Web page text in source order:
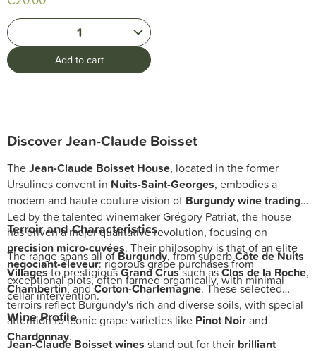
1
Add to cart
Discover Jean-Claude Boisset
TheJean-Claude Boisset House, located in the former
Ursulines convent in Nuits-Saint-Georges, embodies a
modern and haute couture vision of Burgundy wine trading.
Led by the talented winemaker Grégory Patriat, the house
has driven a major qualitative revolution, focusing on
precision micro-cuvées. Their philosophy is that of an elite
negociant-éleveur: rigorous grape purchases from
exceptional plots, often farmed organically, with minimal
cellar intervention.
Terroir and Characteristics
The range spans all ofBurgundy, from superbCôte de Nuits
Villagesto prestigiousGrand Crussuch asClos de la Roche,
Chambertin, andCorton-Charlemagne. These selected
terroirs reflect Burgundy's rich and diverse soils, with special
attention to iconic grape varieties like Pinot Noirand
Chardonnay.
Wine Profile
Jean-Claude Boisset wines stand out for their brilliant